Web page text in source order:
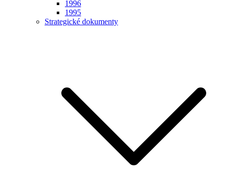
1996
1995
Strategické dokumenty